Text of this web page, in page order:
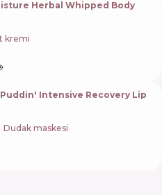
Herbal Whipped Body
kremi
Intensive Recovery Lip
Dudak maskesi